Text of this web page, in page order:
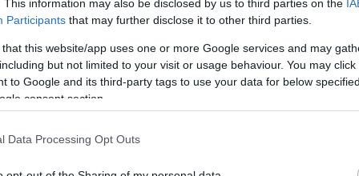
This information may also be disclosed by us to third parties on the
Participants that may further disclose it to other third parties.
that this website/app uses one or more Google services and may
but not limited to your visit or usage behaviour. You may
to Google and its third-party tags to use your data for below
consent section.
Data Processing Opt Outs
Éppen ezért nem igazán látni őket
de még csókolózni sem. Pedig ők
és időnként önfeledten átengedik
jól teszik!